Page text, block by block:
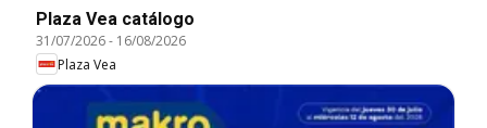
Plaza Vea catálogo
31/07/2026- 16/08/2026
Plaza Vea